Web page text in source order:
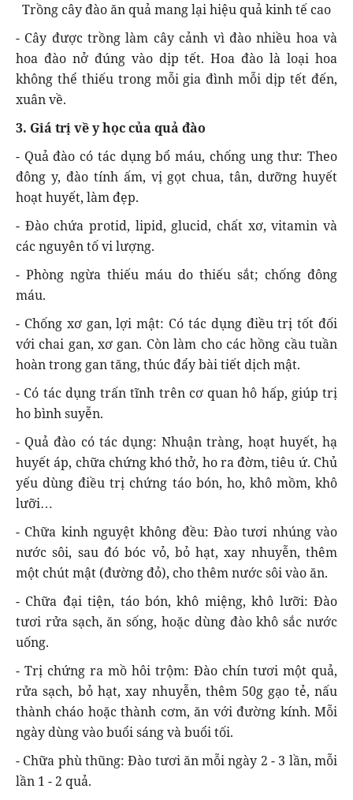
Trồng cây đào ăn quả mang lại hiệu quả kinh tế cao
- Cây được trồng làm cây cảnh vì đào nhiều hoa và
hoa đào nở đúng vào dịp tết. Hoa đào là loại hoa
không thể thiếu trong mỗi gia đình mỗi dịp tết đến,
xuân về.
3. Giá trị về y học của quả đào
- Quả đào có tác dụng bổ máu, chống ung thư: Theo
đông y, đào tính ấm, vị gọt chua, tân, dưỡng huyết
hoạt huyết, làm đẹp.
- Đào chứa protid, lipid, glucid, chất xơ, vitamin và
các nguyên tố vi lượng.
- Phòng ngừa thiếu máu do thiếu sắt; chống đông
máu.
- Chống xơ gan, lợi mật: Có tác dụng điều trị tốt đối
với chai gan, xơ gan. Còn làm cho các hồng cầu tuần
hoàn trong gan tăng, thúc đẩy bài tiết dịch mật.
- Có tác dụng trấn tĩnh trên cơ quan hô hấp, giúp trị
ho bình suyễn.
- Quả đào có tác dụng: Nhuận tràng, hoạt huyết, hạ
huyết áp, chữa chứng khó thở, ho ra đờm, tiêu ứ. Chủ
yếu dùng điều trị chứng táo bón, ho, khô mồm, khô
lưỡi…
- Chữa kinh nguyệt không đều: Ðào tươi nhúng vào
nước sôi, sau đó bóc vỏ, bỏ hạt, xay nhuyễn, thêm
một chút mật (đường đỏ), cho thêm nước sôi vào ăn.
- Chữa đại tiện, táo bón, khô miệng, khô lưỡi: Ðào
tươi rửa sạch, ăn sống, hoặc dùng đào khô sắc nước
uống.
- Trị chứng ra mồ hôi trộm: Ðào chín tươi một quả,
rửa sạch, bỏ hạt, xay nhuyễn, thêm 50g gạo tẻ, nấu
thành cháo hoặc thành cơm, ăn với đường kính. Mỗi
ngày dùng vào buổi sáng và buổi tối.
- Chữa phù thũng: Ðào tươi ăn mỗi ngày 2 - 3 lần, mỗi
lần 1 - 2 quả.